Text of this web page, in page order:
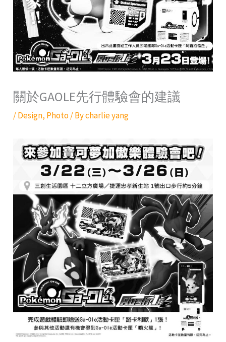
關於GAOLE先行體驗會的建議
/Design, Photo/ Bycharlie yang